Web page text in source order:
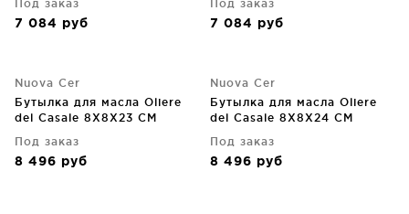
Под заказ
7 084 руб
Под заказ
7 084 руб
Nuova Cer
Бутылка для масла Oliere
del Casale 8X8X23 CM
Под заказ
8 496 руб
Nuova Cer
Бутылка для масла Oliere
del Casale 8X8X24 CM
Под заказ
8 496 руб